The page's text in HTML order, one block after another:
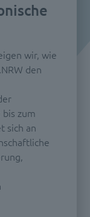
wir, wie
den
zum
sich an